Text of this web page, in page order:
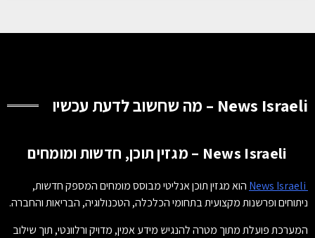
News Israeli – מה שחשוב לדעת עכשיו
News Israeli – מגזין תוכן, חדשות ומומחים
הוא מגזין תוכן אנליטי מבוסס מומחים המספק חדשות,
ניתוחים ופרשנות מקצועית בתחומי הכלכלה, הטכנולוגיה, הבריאות והחברה.
המערכת פועלת מתוך מטרה להנגיש מידע אמין, מדויק ורלוונטי, תוך שילוב